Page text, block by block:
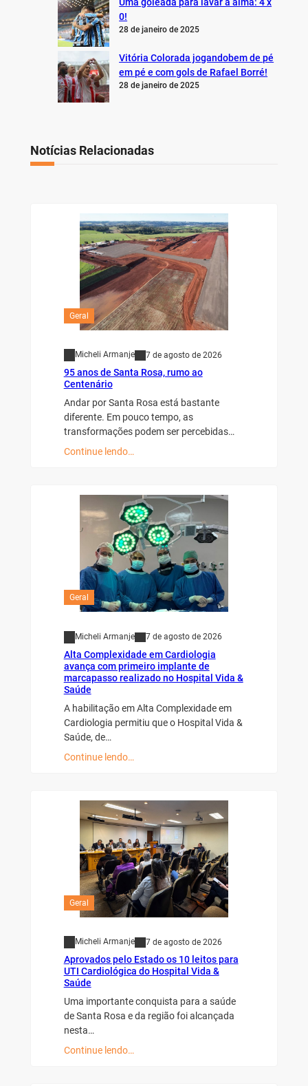
Uma goleada para lavar a alma: 4 x
0!
28 de janeiro de 2025
Vitória Colorada jogandobem de pé
em pé e com gols de Rafael Borré!
28 de janeiro de 2025
Notícias Relacionadas
Geral
Micheli Armanje 7 de agosto de 2026
95 anos de Santa Rosa, rumo ao
Centenário
Andar por Santa Rosa está bastante
diferente. Em pouco tempo, as
transformações podem ser percebidas…
Continue lendo…
Geral
Micheli Armanje 7 de agosto de 2026
Alta Complexidade em Cardiologia
avança com primeiro implante de
marcapasso realizado no Hospital Vida &
Saúde
A habilitação em Alta Complexidade em
Cardiologia permitiu que o Hospital Vida &
Saúde, de…
Continue lendo…
Geral
Micheli Armanje 7 de agosto de 2026
Aprovados pelo Estado os 10 leitos para
UTI Cardiológica do Hospital Vida &
Saúde
Uma importante conquista para a saúde
de Santa Rosa e da região foi alcançada
nesta…
Continue lendo…